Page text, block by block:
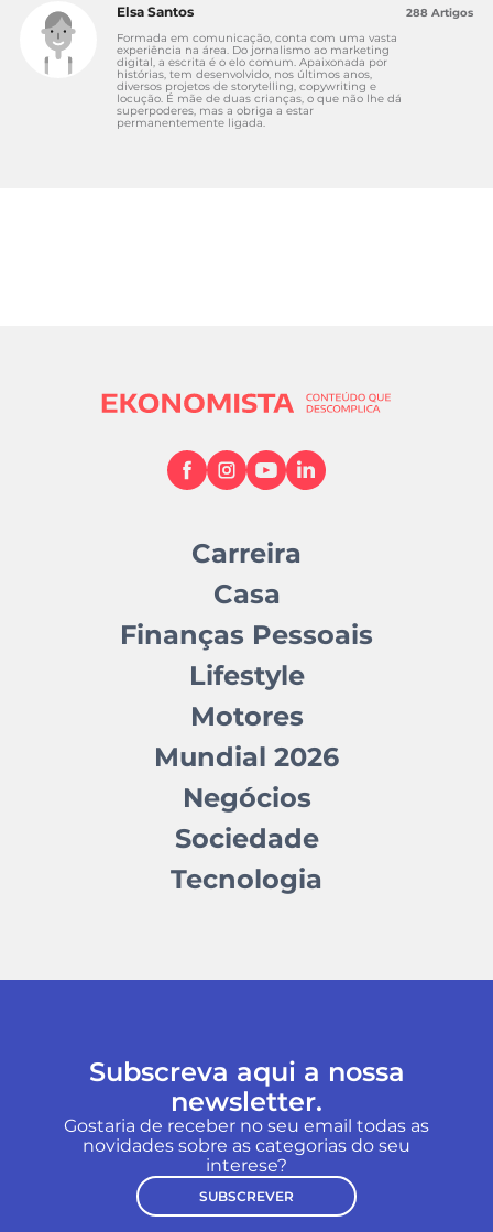
Elsa Santos
Formada em comunicação, conta com uma vasta
experiência na área. Do jornalismo ao marketing
digital, a escrita é o elo comum. Apaixonada por
histórias, tem desenvolvido, nos últimos anos,
diversos projetos de storytelling, copywriting e
locução. É mãe de duas crianças, o que não lhe dá
superpoderes, mas a obriga a estar
permanentemente ligada.
288 Artigos
Carreira
Casa
Finanças Pessoais
Lifestyle
Motores
Mundial 2026
Negócios
Sociedade
Tecnologia
Subscreva aqui a nossa
newsletter.
Gostaria de receber no seu email todas as
novidades sobre as categorias do seu
interese?
SUBSCREVER